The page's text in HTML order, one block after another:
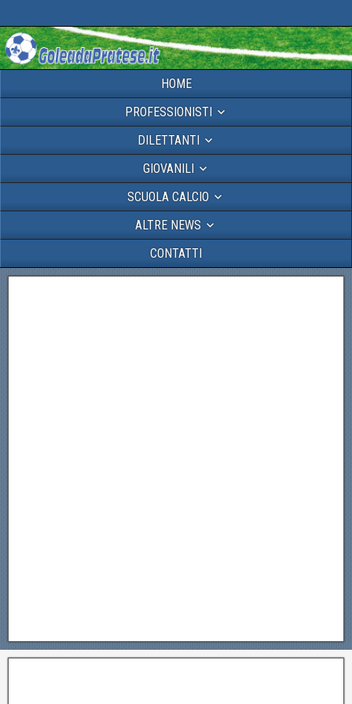
HOME
PROFESSIONISTI
DILETTANTI
GIOVANILI
SCUOLA CALCIO
ALTRE NEWS
CONTATTI